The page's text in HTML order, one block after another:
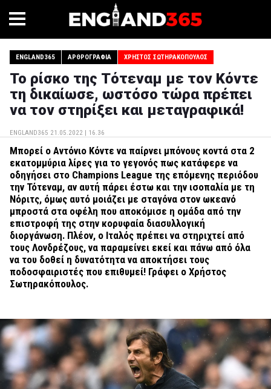
ENGLAND365 ΑΡΘΡΟΓΡΑΦΊΑ ΧΡΉΣΤΟΣ ΣΩΤΗΡΑΚΌΠΟΥΛΟΣ
Το ρίσκο της Τότεναμ με τον Κόντε
τη δικαίωσε, ωστόσο τώρα πρέπει
να τον στηρίξει και μεταγραφικά!
ENGLAND365 21.05.2022 | 16.36
Μπορεί ο Αντόνιο Κόντε να παίρνει μπόνους κοντά στα 2
εκατομμύρια λίρες για το γεγονός πως κατάφερε να
οδηγήσει στο Champions League της επόμενης περιόδου
την Τότεναμ, αν αυτή πάρει έστω και την ισοπαλία με τη
Νόριτς, όμως αυτό μοιάζει με σταγόνα στον ωκεανό
μπροστά στα οφέλη που αποκόμισε η ομάδα από την
επιστροφή της στην κορυφαία διασυλλογική
διοργάνωση. Πλέον, ο Ιταλός πρέπει να στηριχτεί από
τους Λονδρέζους, να παραμείνει εκεί και πάνω από όλα
να του δοθεί η δυνατότητα να αποκτήσει τους
ποδοσφαιριστές που επιθυμεί! Γράφει ο Χρήστος
Σωτηρακόπουλος.